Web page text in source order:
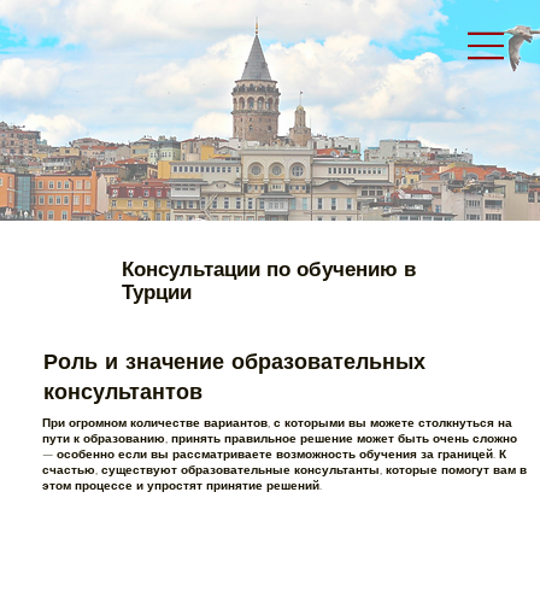
Консультации по обучению в
Турции
Роль и значение образовательных
консультантов
При огромном количестве вариантов, с которыми вы можете столкнуться на
пути к образованию, принять правильное решение может быть очень сложно
— особенно если вы рассматриваете возможность обучения за границей. К
счастью, существуют образовательные консультанты, которые помогут вам в
этом процессе и упростят принятие решений.